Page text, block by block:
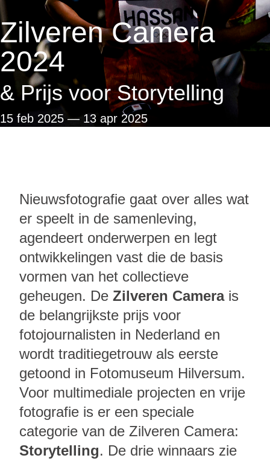
Zilveren Camera
2024
& Prijs voor Storytelling
15 feb 2025 — 13 apr 2025
Nieuwsfotografie gaat over alles wat
er speelt in de samenleving,
agendeert onderwerpen en legt
ontwikkelingen vast die de basis
vormen van het collectieve
geheugen. De Zilveren Camerais
de belangrijkste prijs voor
fotojournalisten in Nederland en
wordt traditiegetrouw als eerste
getoond in Fotomuseum Hilversum.
Voor multimediale projecten en vrije
fotografie is er een speciale
categorie van de Zilveren Camera:
Storytelling. De drie winnaars zie